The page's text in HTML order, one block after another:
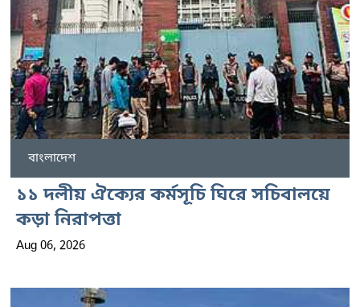
বাংলাদেশ
১১ দলীয় ঐক্যের কর্মসূচি ঘিরে সচিবালয়ে
কড়া নিরাপত্তা
Aug 06, 2026